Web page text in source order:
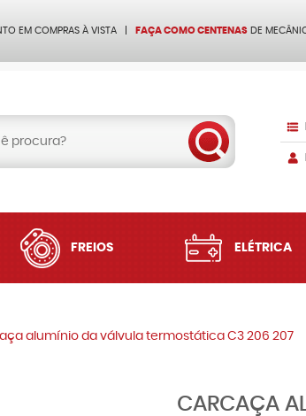
EM COMPRAS À VISTA FAÇA COMO CENTENAS DE
FREIOS ELÉTRICA
alumínio da válvula termostática C3 206 207
CARCAÇA